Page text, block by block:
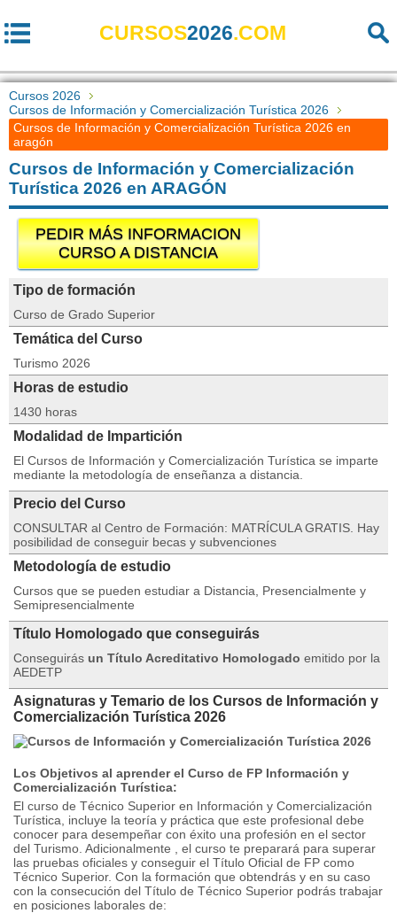
CURSOS2026.COM
Cursos 2026
Cursos de Información y Comercialización Turística 2026
Cursos de Información y Comercialización Turística 2026 en
aragón
Cursos de Información y Comercialización
Turística 2026 en ARAGÓN
PEDIR MÁS INFORMACION
CURSO A DISTANCIA
Tipo de formación
Curso de Grado Superior
Temática del Curso
Turismo 2026
Horas de estudio
1430 horas
Modalidad de Impartición
El Cursos de Información y Comercialización Turística se imparte
mediante la metodología de enseñanza a distancia.
Precio del Curso
CONSULTAR al Centro de Formación: MATRÍCULA GRATIS. Hay
posibilidad de conseguir becas y subvenciones
Metodología de estudio
Cursos que se pueden estudiar a Distancia, Presencialmente y
Semipresencialmente
Título Homologado que conseguirás
Conseguirás un Título Acreditativo Homologado emitido por la
AEDETP
Asignaturas y Temario de los Cursos de Información y
Comercialización Turística 2026
Los Objetivos al aprender el Curso de FP Información y
Comercialización Turística:
El curso de Técnico Superior en Información y Comercialización
Turística, incluye la teoría y práctica que este profesional debe
conocer para desempeñar con éxito una profesión en el sector
del Turismo. Adicionalmente , el curso te preparará para superar
las pruebas oficiales y conseguir el Título Oficial de FP como
Técnico Superior. Con la formación que obtendrás y en su caso
con la consecución del Título de Técnico Superior podrás trabajar
en posiciones laborales de: